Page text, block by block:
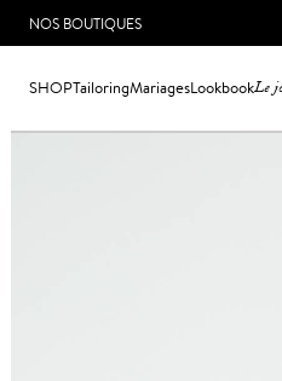
NOS BOUTIQUES
SHOPTailoringMariagesLookbookLe